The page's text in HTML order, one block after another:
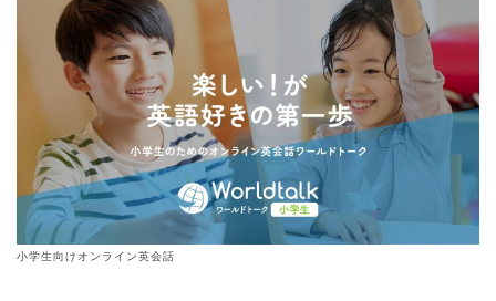
小学生向けオンライン英会話